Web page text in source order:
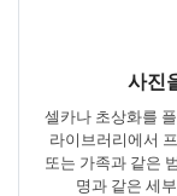
사진
셀카나 초상화를
라이브러리에서
또는 가족과 같은
명과 같은 세